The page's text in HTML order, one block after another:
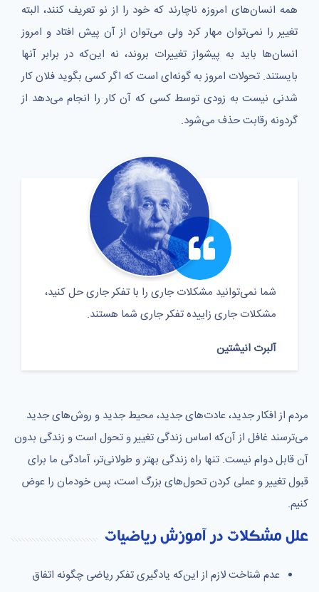
همه انسان‌های امروزه ناچارند که خود را از نو تعریف کنند، البته
تغییر را نمی‌توان مهار کرد ولی می‌توان از آن پیش افتاد و امروز
انسان‌ها باید به پیشواز تغییرات بروند، نه این‌که در برابر آنها
بایستند. تحولات امروز به گونه‌ای است که اگر کسی بگوید فلان کار
شدنی نیست به زودی توسط کسی که آن کار را انجام می‌دهد از
گردونه رقابت حذف می‌شود.
شما نمی‌توانید مشکلات جاری را با تفکر جاری حل کنید،
مشکلات جاری زاییده تفکر جاری شما هستند.
آلبرت انیشتین
مردم از افکار جدید، عادت‌های جدید، محیط جدید و روش‌های جدید
می‌ترسند غافل از آن‌که اساس زندگی تغییر و تحول است و زندگی بدون
آن قابل دوام نیست. تنها راه زندگی بهتر و طولانی‌تر، آمادگی ما برای
قبول تغییر و عملی کردن تحول‌های بزرگ است، پس خودمان را عوض
کنیم.
علل مشکلات در آموزش ریاضیات
عدم شناخت لازم از این‌که یادگیری تفکر ریاضی چگونه اتفاق